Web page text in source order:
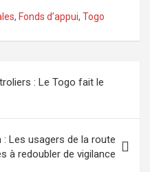
, Fonds d’appui, Togo
: Le Togo fait le
Les usagers de la route
à redoubler de vigilance